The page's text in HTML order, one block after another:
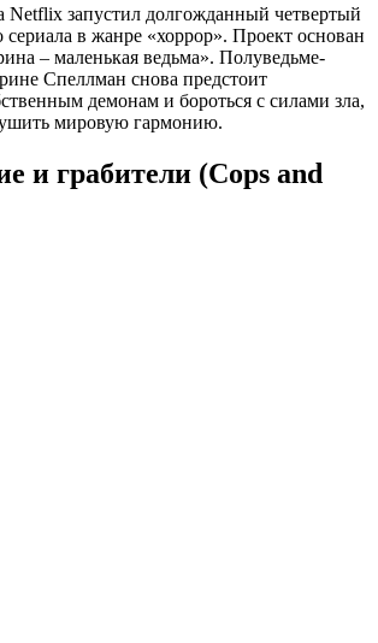
Netflix запустил долгожданный четвертый
сериала в жанре «хоррор». Проект основан
– маленькая ведьма». Полуведьме-
Спеллман снова предстоит
демонам и бороться с силами зла,
мировую гармонию.
и грабители (Cops and